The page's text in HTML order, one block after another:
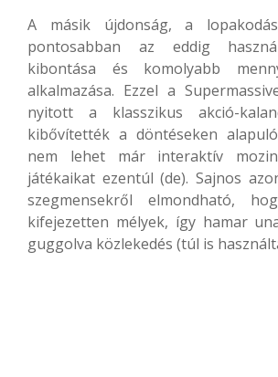
A másik újdonság, a lopakodás
pontosabban az eddig
kibontása és komolyabb
alkalmazása. Ezzel a
nyitott a klasszikus akció-
kibővítették a döntéseken
nem lehet már interaktív
játékaikat ezentúl (de). Sajnos
szegmensekről elmondható,
kifejezetten mélyek, így hamar
guggolva közlekedés (túl is